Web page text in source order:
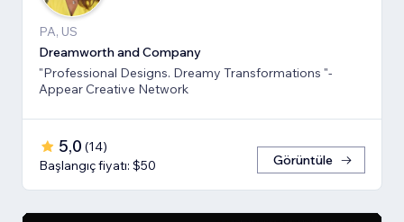
PA, US
Dreamworth and Company
"Professional Designs. Dreamy Transformations "-
Appear Creative Network
5,0 (14)
Başlangıç fiyatı: $50
Görüntüle